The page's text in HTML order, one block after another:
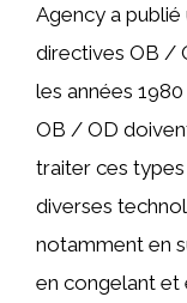
Agency a
directives OB /
les années
OB / OD
traiter ces
diverses
notamment en
en congelant et